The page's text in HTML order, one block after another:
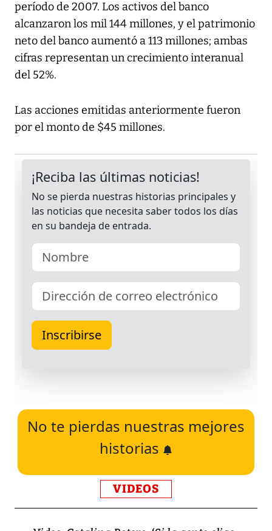
período de 2007. Los activos del banco
alcanzaron los mil 144 millones, y el patrimonio
neto del banco aumentó a 113 millones; ambas
cifras representan un crecimiento interanual
del 52%.
Las acciones emitidas anteriormente fueron
por el monto de $45 millones.
No te pierdas nuestras mejores
historias
VIDEOS